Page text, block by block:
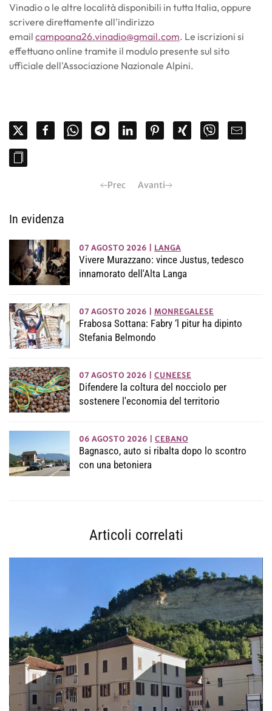
Vinadio o le altre località disponibili in tutta Italia, oppure
scrivere direttamente all'indirizzo
email campoana26.vinadio@gmail.com. Le iscrizioni si
effettuano online tramite il modulo presente sul sito
ufficiale dell'Associazione Nazionale Alpini.
Prec Avanti
In evidenza
07 AGOSTO 2026 LANGA
Vivere Murazzano: vince Justus, tedesco
innamorato dell'Alta Langa
07 AGOSTO 2026 MONREGALESE
Frabosa Sottana: Fabry ‘l pitur ha dipinto
Stefania Belmondo
07 AGOSTO 2026 CUNEESE
Difendere la coltura del nocciolo per
sostenere l'economia del territorio
06 AGOSTO 2026 CEBANO
Bagnasco, auto si ribalta dopo lo scontro
con una betoniera
Articoli correlati